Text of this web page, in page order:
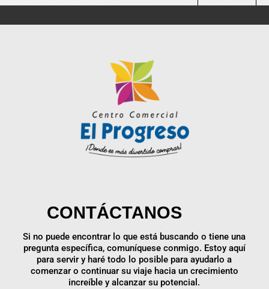
Enviar
CONTÁCTANOS
Si no puede encontrar lo que está buscando o tiene una
pregunta específica, comuníquese conmigo. Estoy aquí
para servir y haré todo lo posible para ayudarlo a
comenzar o continuar su viaje hacia un crecimiento
increíble y alcanzar su potencial.